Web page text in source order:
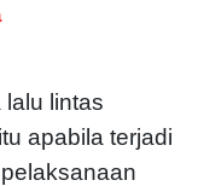
lintas
apabila terjadi